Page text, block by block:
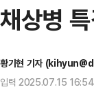
채상병
황기현 기자
입력 2025.07.15